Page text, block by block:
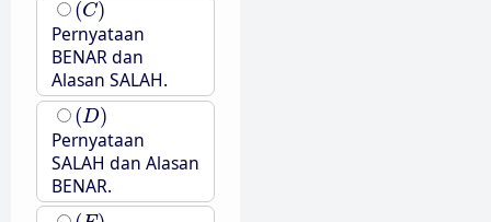
(C)
Pernyataan
BENAR dan
Alasan SALAH.
(D)
(D)
Pernyataan
SALAH dan Alasan
BENAR.
(E)